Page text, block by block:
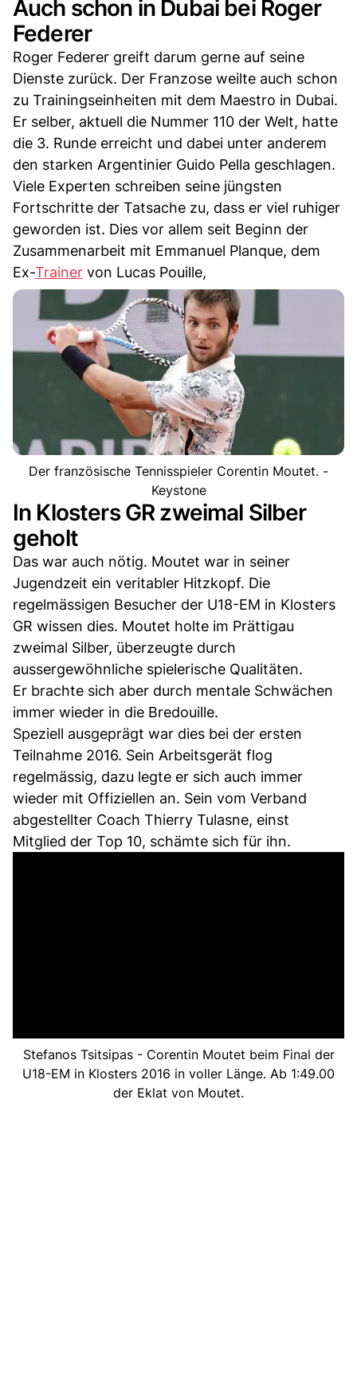
Auch schon in Dubai bei Roger
Federer
Roger Federer greift darum gerne auf seine
Dienste zurück. Der Franzose weilte auch schon
zu Trainingseinheiten mit dem Maestro in Dubai.
Er selber, aktuell die Nummer 110 der Welt, hatte
die 3. Runde erreicht und dabei unter anderem
den starken Argentinier Guido Pella geschlagen.
Viele Experten schreiben seine jüngsten
Fortschritte der Tatsache zu, dass er viel ruhiger
geworden ist. Dies vor allem seit Beginn der
Zusammenarbeit mit Emmanuel Planque, dem
Ex-Trainer von Lucas Pouille,
Der französische Tennisspieler Corentin Moutet. -
Keystone
In Klosters GR zweimal Silber
geholt
Das war auch nötig. Moutet war in seiner
Jugendzeit ein veritabler Hitzkopf. Die
regelmässigen Besucher der U18-EM in Klosters
GR wissen dies. Moutet holte im Prättigau
zweimal Silber, überzeugte durch
aussergewöhnliche spielerische Qualitäten.
Er brachte sich aber durch mentale Schwächen
immer wieder in die Bredouille.
Speziell ausgeprägt war dies bei der ersten
Teilnahme 2016. Sein Arbeitsgerät flog
regelmässig, dazu legte er sich auch immer
wieder mit Offiziellen an. Sein vom Verband
abgestellter Coach Thierry Tulasne, einst
Mitglied der Top 10, schämte sich für ihn.
Stefanos Tsitsipas - Corentin Moutet beim Final der
U18-EM in Klosters 2016 in voller Länge. Ab 1:49.00
der Eklat von Moutet.